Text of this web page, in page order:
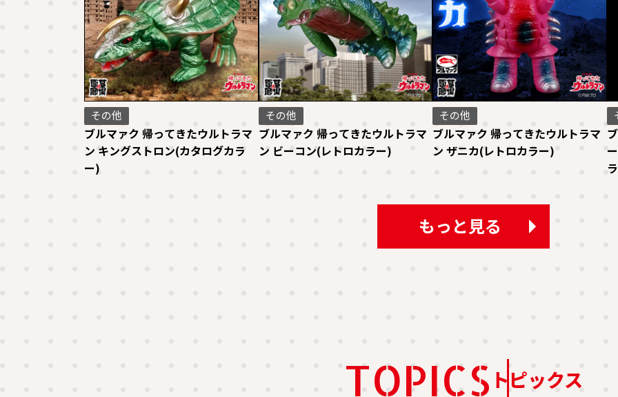
その他
ブルマァク 帰ってきたウルトラマ
ン キングストロン(カタログカラ
ー)
その他
ブルマァク 帰ってきたウルトラマ
ン ビーコン(レトロカラー)
その他
ブルマァク 帰ってきたウルトラマ
ン ザニカ(レトロカラー)
もっと見る
TOPICS トピックス